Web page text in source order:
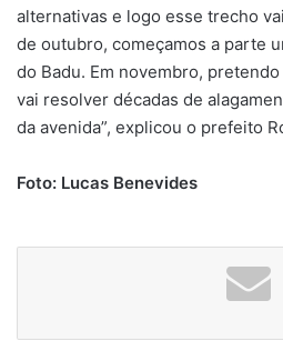
alternativas e logo esse trecho
de outubro, começamos a parte
do Badu. Em novembro,
vai resolver décadas de
da avenida”, explicou o prefeito
Foto: Lucas Benevides